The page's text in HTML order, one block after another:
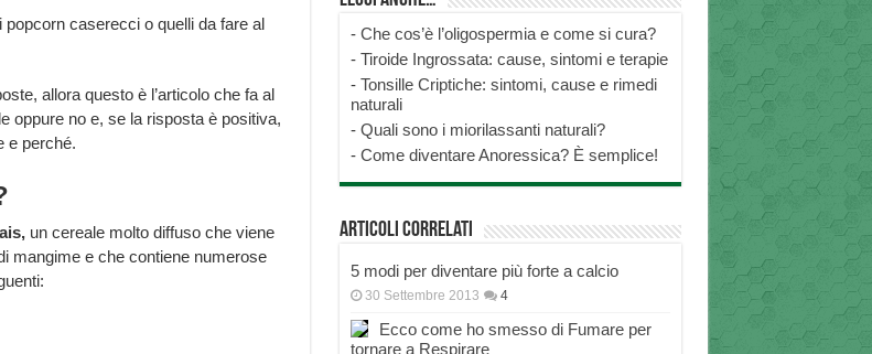
popcorn caserecci o quelli da fare al
allora questo è l’articolo che fa al
oppure no e, se la risposta è positiva,
e perché.
un cereale molto diffuso che viene
mangime e che contiene numerose
- Che cos’è l’oligospermia e come si cura?
- Tiroide Ingrossata: cause, sintomi e terapie
- Tonsille Criptiche: sintomi, cause e rimedi
naturali
- Quali sono i miorilassanti naturali?
- Come diventare Anoressica? È semplice!
Articoli correlati
5 modi per diventare più forte a calcio
30 Settembre 2013 4
Ecco come ho smesso di Fumare per
tornare a Respirare